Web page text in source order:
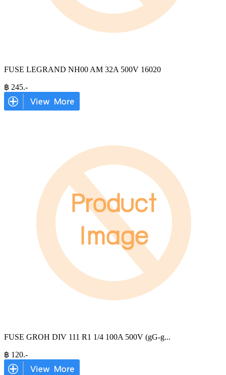
FUSE LEGRAND NH00 AM 32A 500V 16020
฿ 245.-
FUSE GROH DIV 111 R1 1/4 100A 500V (gG-g...
฿ 120.-